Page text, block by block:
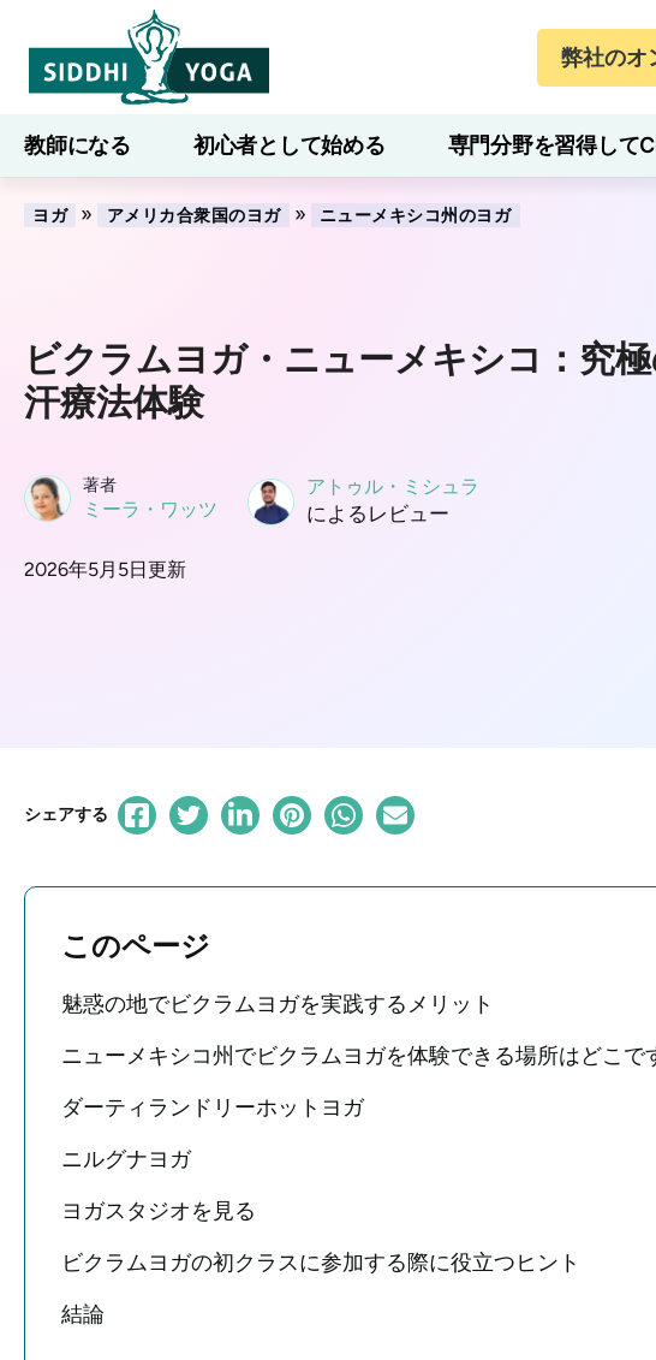
弊社のオ
教師になる 初心者として始める 専門分野を習得して
ブログ 学ぶ
ヨガ » アメリカ合衆国のヨガ » ニューメキシコ州のヨガ
ビクラムヨガ・ニューメキシコ：究
汗療法体験
著者
ミーラ・ワッツ
アトゥル・ミシュラ
によるレビュー
2026年5月5日更新
シェアする
このページ
魅惑の地でビクラムヨガを実践するメリット
ニューメキシコ州でビクラムヨガを体験できる場所はどこで
ダーティランドリーホットヨガ
ニルグナヨガ
ヨガスタジオを見る
ビクラムヨガの初クラスに参加する際に役立つヒント
結論